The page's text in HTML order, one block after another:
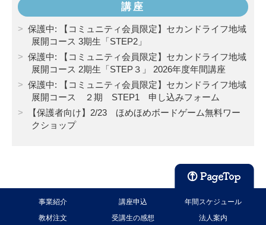
講座
保護中: 【コミュニティ会員限定】セカンドライフ地域
展開コース 3期生「STEP2」
保護中: 【コミュニティ会員限定】セカンドライフ地域
展開コース 2期生「STEP３」 2026年度年間講座
保護中: 【コミュニティ会員限定】セカンドライフ地域
展開コース ２期 STEP1 申し込みフォーム
【保護者向け】2/23 ほめほめボードゲーム無料ワー
クショップ
事業紹介 講座申込
年間スケジュール
教材注文
受講生の感想 法人案内